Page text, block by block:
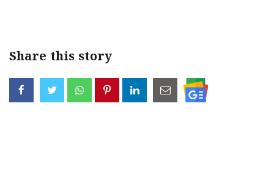
Share this story